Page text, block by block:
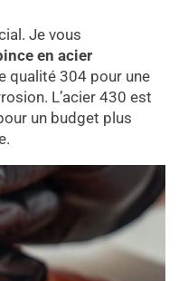
Je vous
en acier
qualité 304 pour une
L’acier 430 est
un budget plus